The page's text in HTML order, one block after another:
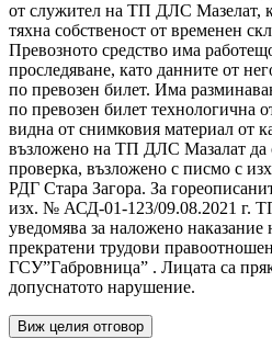
от служител на ТП ДЛС Мазелат,
тяхна собственост от временен
Превозното средство има
проследяване, като данните от
по превозен билет. Има
по превозен билет технологична
видна от снимковия материал от
възложено на ТП ДЛС Мазалат да
проверка, възложено с писмо с
РДГ Стара Загора. За
изх. № АСД-01-123/09.08.2021 г.
уведомява за наложено наказание
прекратени трудови
ГСУ”Габровница” . Лицата са
допуснатото нарушение.
Виж целия отговор